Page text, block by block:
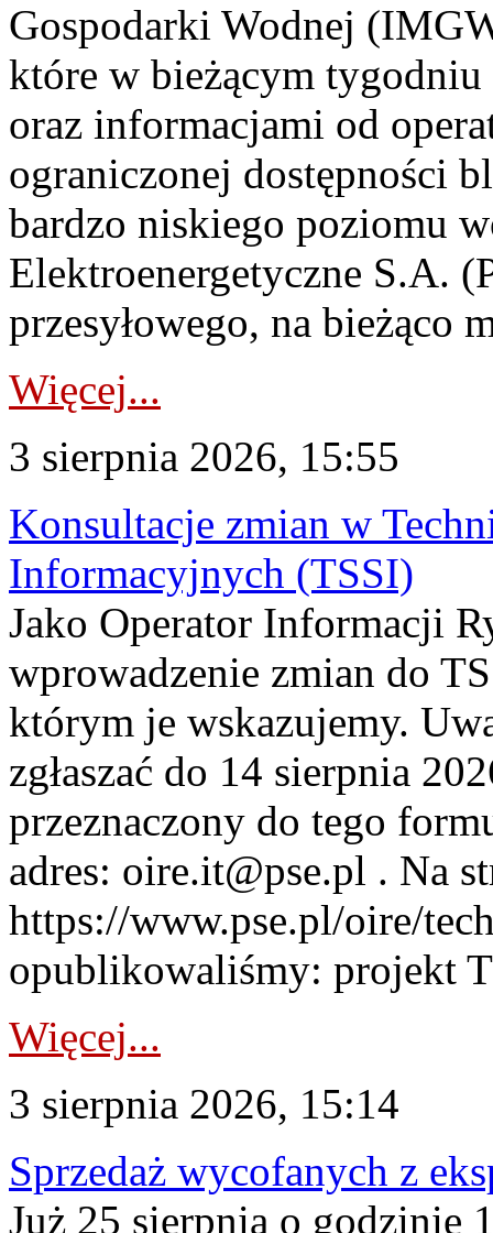
Gospodarki Wodnej
które w bieżącym tygodniu
oraz informacjami od
ograniczonej dostępności
bardzo niskiego poziomu
Elektroenergetyczne S.A.
przesyłowego, na bieżąco
Więcej...
3 sierpnia 2026, 15:55
Konsultacje zmian w
Informacyjnych (TSSI)
Jako Operator Informacji
wprowadzenie zmian do
którym je wskazujemy.
zgłaszać do 14 sierpnia
przeznaczony do tego
adres: oire.it@pse.pl . Na
https://www.pse.pl/oire/
opublikowaliśmy: projekt
Więcej...
3 sierpnia 2026, 15:14
Sprzedaż wycofanych z
Już 25 sierpnia o godzinie